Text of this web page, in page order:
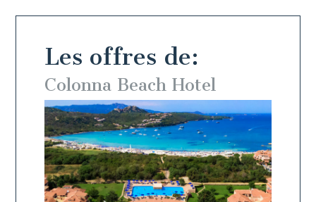
Les offres de:
Colonna Beach Hotel